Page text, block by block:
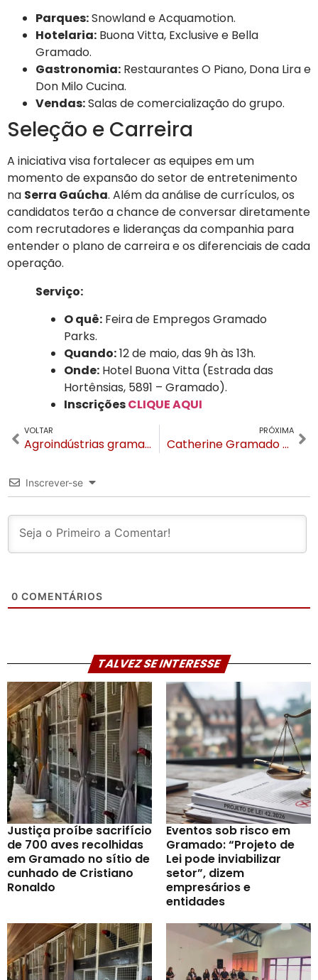
Parques:Snowland e Acquamotion.
Hotelaria: Buona Vitta, Exclusive e Bella
Gramado.
Gastronomia: Restaurantes O Piano, Dona Lira e
Don Milo Cucina.
Vendas:Salas de comercialização do grupo.
Seleção e Carreira
A iniciativa visa fortalecer as equipes em um
momento de expansão do setor de entretenimento
na Serra Gaúcha. Além da análise de currículos, os
candidatos terão a chance de conversar diretamente
com recrutadores e lideranças da companhia para
entender o plano de carreira e os diferenciais de cada
operação.
Serviço:
O quê: Feira de Empregos Gramado
Parks.
Quando:12 de maio, das 9h às 13h.
Onde: Hotel Buona Vitta (Estrada das
Hortênsias, 5891 – Gramado).
InscriçõesCLIQUE AQUI
VOLTAR
Agroindústrias gramadenses recebem certificação estadual na 35ª Festa da Colônia
PRÓXIMA
Catherine Gramado promove jantar especial que une técnicas francesas e raízes latinas com chefs Ricki Motta e Nícolas Heckel
Inscrever-se
0 COMENTÁRIOS
TALVEZ SE INTERESSE
Justiça proíbe sacrifício
de 700 aves recolhidas
em Gramado no sítio de
cunhado de Cristiano
Ronaldo
Eventos sob risco em
Gramado: “Projeto de
Lei pode inviabilizar
setor”, dizem
empresários e
entidades